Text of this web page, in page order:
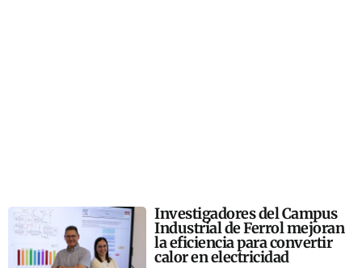
Investigadores del Campus
Industrial de Ferrol mejoran
la eficiencia para convertir
calor en electricidad